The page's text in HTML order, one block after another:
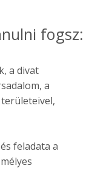
fogsz:
a divat
a
feladata a